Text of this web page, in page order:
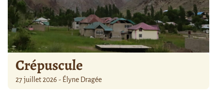
Crépuscule
27 juillet 2026 - Élyne Dragée